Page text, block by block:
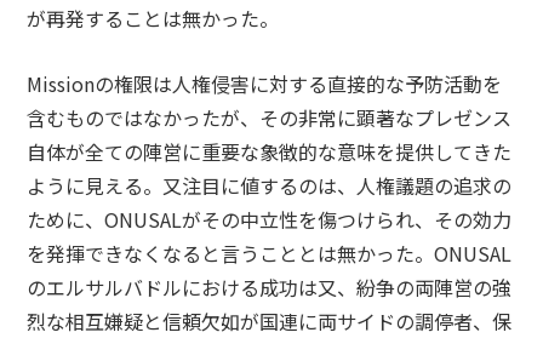
が再発することは無かった。
Missionの権限は人権侵害に対する直接的な予防活動を
含むものではなかったが、その非常に顕著なプレゼンス
自体が全ての陣営に重要な象徴的な意味を提供してきた
ように見える。又注目に値するのは、人権議題の追求の
ために、ONUSALがその中立性を傷つけられ、その効力
を発揮できなくなると言うこととは無かった。ONUSAL
のエルサルバドルにおける成功は又、紛争の両陣営の強
烈な相互嫌疑と信頼欠如が国連に両サイドの調停者、保